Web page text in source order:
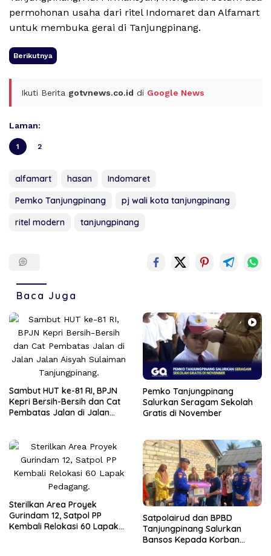
permohonan usaha dari ritel Indomaret dan Alfamart
untuk membuka gerai di Tanjungpinang.
Berikutnya
Ikuti Berita gotvnews.co.id di Google News
Laman:
1 2
alfamart hasan
Indomaret
Pemko Tanjungpinang
pj wali kota tanjungpinang
ritel modern
tanjungpinang
Baca Juga
Sambut HUT ke-81 RI, BPJN
Kepri Bersih-Bersih dan Cat
Pembatas Jalan di Jalan
Pemko Tanjungpinang
Salurkan Seragam Sekolah
Gratis di November
Sterilkan Area Proyek
Gurindam 12, Satpol PP
Kembali Relokasi 60 Lapak
Satpolairud dan BPBD
Tanjungpinang Salurkan
Bansos Kepada Korban